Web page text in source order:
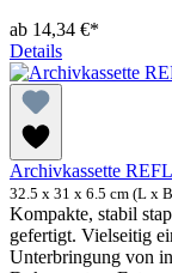
ab 14,34 €*
Details
Archivkassette
32.5 x 31 x 6.5 cm (L x
Kompakte, stabil
gefertigt. Vielseitig
Unterbringung von